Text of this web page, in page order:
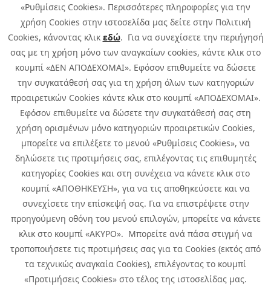
«Ρυθμίσεις Cookies». Περισσότερες πληροφορίες για την
χρήση Cookies στην ιστοσελίδα μας δείτε στην Πολιτική
Cookies, κάνοντας κλικ εδώ. Για να συνεχίσετε την περιήγησή
σας με τη χρήση μόνο των αναγκαίων cookies, κάντε κλικ στο
κουμπί «ΔΕΝ ΑΠΟΔΕΧΟΜΑΙ». Εφόσον επιθυμείτε να δώσετε
την συγκατάθεσή σας για τη χρήση όλων των κατηγοριών
προαιρετικών Cookies κάντε κλικ στο κουμπί «ΑΠΟΔΕΧΟΜΑΙ».
Εφόσον επιθυμείτε να δώσετε την συγκατάθεσή σας στη
χρήση ορισμένων μόνο κατηγοριών προαιρετικών Cookies,
μπορείτε να επιλέξετε το μενού «Ρυθμίσεις Cookies», να
δηλώσετε τις προτιμήσεις σας, επιλέγοντας τις επιθυμητές
κατηγορίες Cookies και στη συνέχεια να κάνετε κλικ στο
κουμπί «ΑΠΟΘΗΚΕΥΣΗ», για να τις αποθηκεύσετε και να
συνεχίσετε την επίσκεψή σας. Για να επιστρέψετε στην
προηγούμενη οθόνη του μενού επιλογών, μπορείτε να κάνετε
κλικ στο κουμπί «ΑΚΥΡΟ». Μπορείτε ανά πάσα στιγμή να
τροποποιήσετε τις προτιμήσεις σας για τα Cookies (εκτός από
τα τεχνικώς αναγκαία Cookies), επιλέγοντας το κουμπί
«Προτιμήσεις Cookies» στο τέλος της ιστοσελίδας μας.
Copyright © 2026 Infoquest.gr Με επιφύλαξη κάθε νόμιμου δικαιώματος.
Πολιτική Cookies Προτιμήσεις Cookies | Όροι Χρήσης
Πολιτική Απορρήτου: Για να ενημερωθείτε σχετικά με την επεξεργασία
προσωπικών δεδομένων πατήστεεδώ .
Ειδική Δήλωση CCTV
Ειδική Δήλωση Απορρήτου Υποβολής